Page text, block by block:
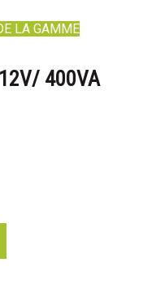
LA GAMME
12V/ 400VA